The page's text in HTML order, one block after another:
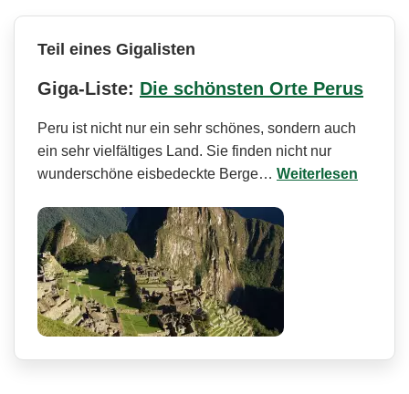
Teil eines Gigalisten
Giga-Liste: Die schönsten Orte Perus
Peru ist nicht nur ein sehr schönes, sondern auch
ein sehr vielfältiges Land. Sie finden nicht nur
wunderschöne eisbedeckte Berge… Weiterlesen